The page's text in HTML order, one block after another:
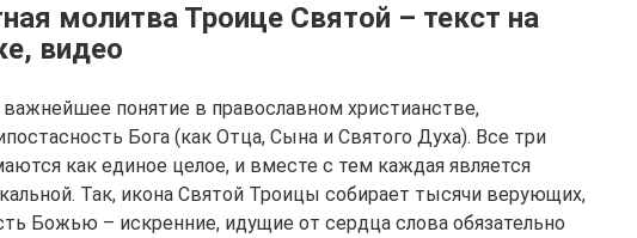
молитва Троице Святой – текст на
видео
понятие в православном христианстве,
Бога (как Отца, Сына и Святого Духа). Все три
как единое целое, и вместе с тем каждая является
Так, икона Святой Троицы собирает тысячи верующих,
Божью – искренние, идущие от сердца слова обязательно